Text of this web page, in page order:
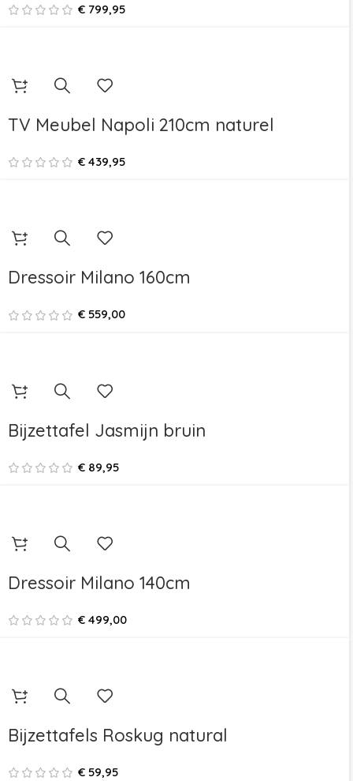
€ 799,95
TV Meubel Napoli 210cm naturel
€ 439,95
Dressoir Milano 160cm
€ 559,00
Bijzettafel Jasmijn bruin
€ 89,95
Dressoir Milano 140cm
€ 499,00
Bijzettafels Roskug natural
€ 59,95